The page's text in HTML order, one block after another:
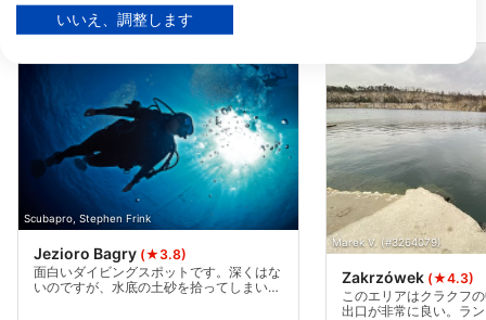
近くのダイブサイト
Scubapro, Stephen Frink
Jezioro Bagry (★3.8)
面白いダイビングスポットです。深くはな
いのですが、水底の土砂を拾ってしまい、
Marek V. (#3264079)
Zakrzówek (★4.3)
このエリアはクラクフ
出口が非常に良い。ラ
当社はお客様のデータを次の目的で使用します。
IABの処理目的：
情報をデバイスに保存および／またはアクセス
する
広告の選択のために制限付きデータを利用する
パーソナライズ広告のためにプロファイルを作
成する
パーソナライズ広告の選択のためにプロファイ
いいえ、調整します